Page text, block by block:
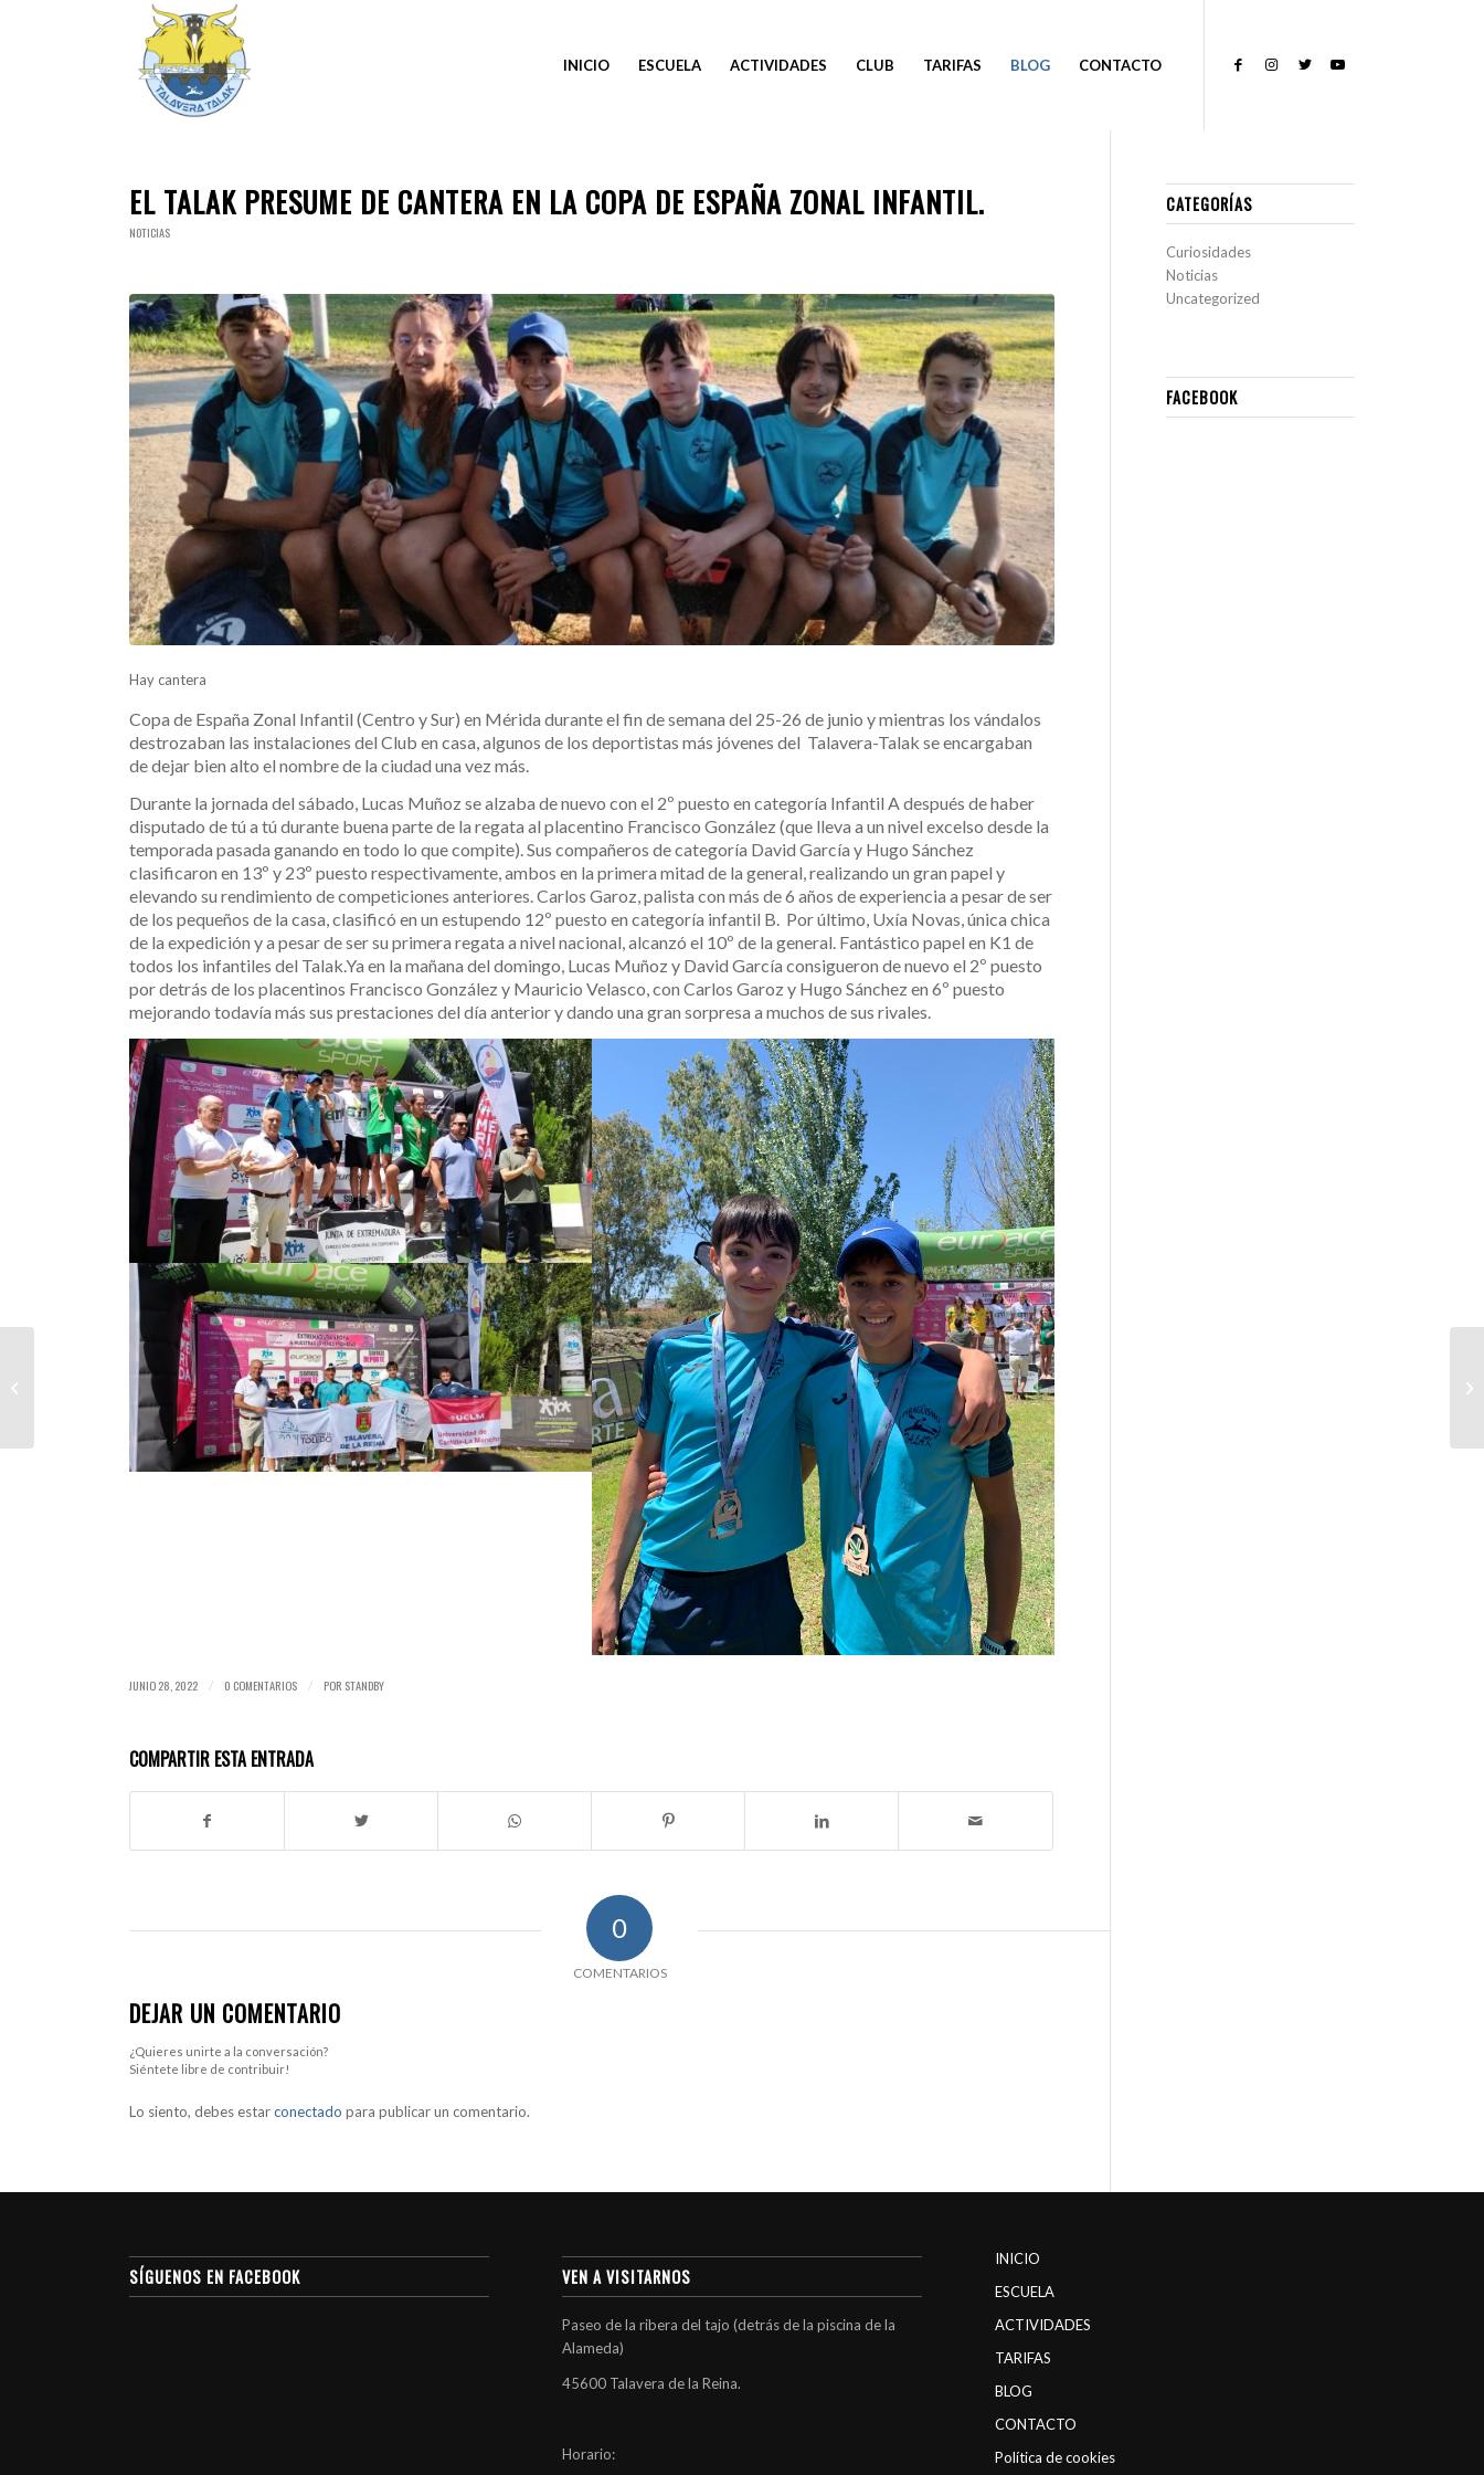
INICIO ESCUELA ACTIVIDADES CLUB TARIFAS BLOG CONTACTO
EL TALAK PRESUME DE CANTERA EN LA COPA DE ESPAÑA ZONAL INFANTIL.
NOTICIAS
Hay cantera
Copa de España Zonal Infantil (Centro y Sur) en Mérida durante el fin de semana del 25-26 de junio y mientras los vándalos
destrozaban las instalaciones del Club en casa, algunos de los deportistas más jóvenes del Talavera-Talak se encargaban
de dejar bien alto el nombre de la ciudad una vez más.
Durante la jornada del sábado, Lucas Muñoz se alzaba de nuevo con el 2º puesto en categoría Infantil A después de haber
disputado de tú a tú durante buena parte de la regata al placentino Francisco González (que lleva a un nivel excelso desde la
temporada pasada ganando en todo lo que compite). Sus compañeros de categoría David García y Hugo Sánchez
clasificaron en 13º y 23º puesto respectivamente, ambos en la primera mitad de la general, realizando un gran papel y
elevando su rendimiento de competiciones anteriores. Carlos Garoz, palista con más de 6 años de experiencia a pesar de ser
de los pequeños de la casa, clasificó en un estupendo 12º puesto en categoría infantil B. Por último, Uxía Novas, única chica
de la expedición y a pesar de ser su primera regata a nivel nacional, alcanzó el 10º de la general. Fantástico papel en K1 de
todos los infantiles del Talak.Ya en la mañana del domingo, Lucas Muñoz y David García consigueron de nuevo el 2º puesto
por detrás de los placentinos Francisco González y Mauricio Velasco, con Carlos Garoz y Hugo Sánchez en 6º puesto
mejorando todavía más sus prestaciones del día anterior y dando una gran sorpresa a muchos de sus rivales.
JUNIO 28, 2022 / 0 COMENTARIOS / POR STANDBY
COMPARTIR ESTA ENTRADA
0
COMENTARIOS
DEJAR UN COMENTARIO
¿Quieres unirte a la conversación?
Siéntete libre de contribuir!
Lo siento, debes estarconectado para publicar un comentario.
CATEGORÍAS
Curiosidades
Noticias
Uncategorized
FACEBOOK
SÍGUENOS EN FACEBOOK VEN A VISITARNOS
Paseo de la ribera del tajo (detrás de la piscina de la
Alameda)
45600 Talavera de la Reina.
Horario:
INICIO
ESCUELA
ACTIVIDADES
TARIFAS
BLOG
CONTACTO
Política de cookies
Arturo Aguilar porteó la
entregaron desde las
aguas los Duendes...